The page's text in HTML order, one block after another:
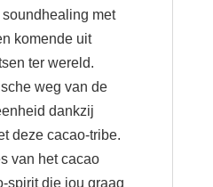
met
komende uit
ter wereld.
weg van de
dankzij
deze cacao-tribe.
van het cacao
spirit die jou graag